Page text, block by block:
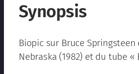
Synopsis
Biopic sur Bruce
Nebraska (1982) et du tube «